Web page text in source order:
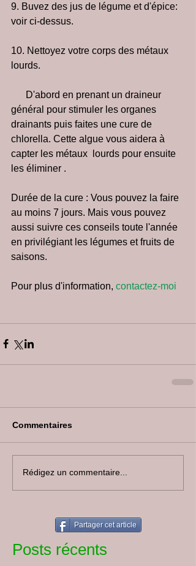
9. Buvez des jus de légume et d'épice:
voir ci-dessus.
10. Nettoyez votre corps des métaux
lourds.
général pour stimuler les organes
drainants puis faites une cure de
chlorella. Cette algue vous aidera à
capter les métaux  lourds pour ensuite
les éliminer .
Durée de la cure : Vous pouvez la faire
au moins 7 jours. Mais vous pouvez
aussi suivre ces conseils toute l'année
en privilégiant les légumes et fruits de
saisons.
Pour plus d'information, contactez-moi
Commentaires
Rédigez un commentaire...
Partager cet article
Posts récents